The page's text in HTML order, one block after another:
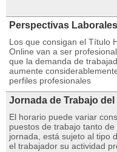
Perspectivas
Los que consigan el Título
Online van a ser
que la demanda de
aumente
perfiles profesionales
Jornada de Trabajo del
El horario puede variar
puestos de trabajo tanto
jornada, está sujeto al tipo
el trabajador su actividad